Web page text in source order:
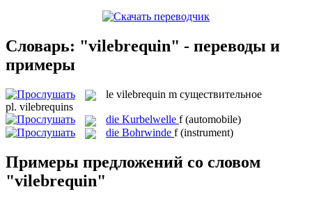
Словарь: "vilebrequin" - переводы и
примеры
le vilebrequin m существительное
pl. vilebrequins
die Kurbelwelle f (automobile)
die Bohrwinde f (instrument)
Примеры предложений со словом
"vilebrequin"